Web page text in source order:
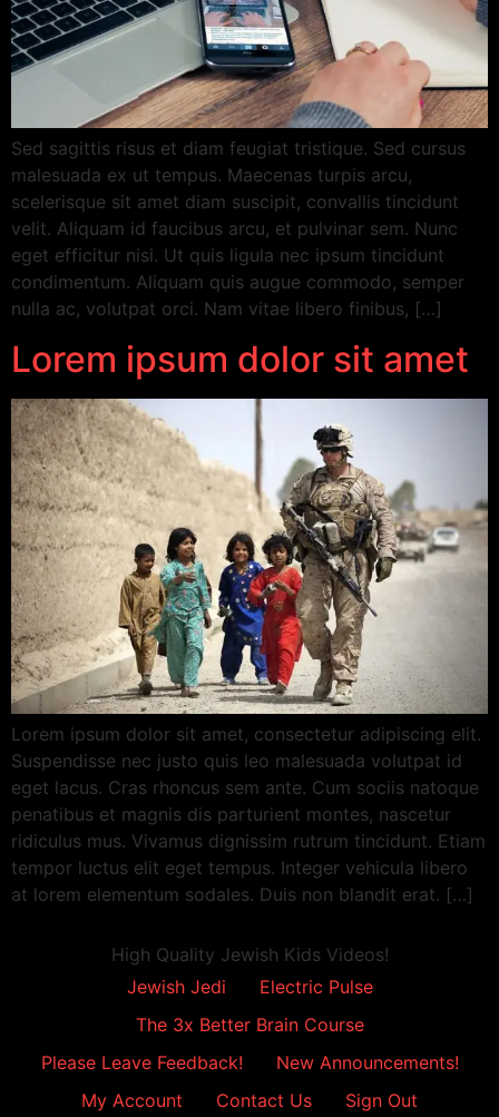
Sed sagittis risus et diam feugiat tristique. Sed cursus
malesuada ex ut tempus. Maecenas turpis arcu,
scelerisque sit amet diam suscipit, convallis tincidunt
velit. Aliquam id faucibus arcu, et pulvinar sem. Nunc
eget efficitur nisi. Ut quis ligula nec ipsum tincidunt
condimentum. Aliquam quis augue commodo, semper
nulla ac, volutpat orci. Nam vitae libero finibus, […]
Lorem ipsum dolor sit amet
Lorem ipsum dolor sit amet, consectetur adipiscing elit.
Suspendisse nec justo quis leo malesuada volutpat id
eget lacus. Cras rhoncus sem ante. Cum sociis natoque
penatibus et magnis dis parturient montes, nascetur
ridiculus mus. Vivamus dignissim rutrum tincidunt. Etiam
tempor luctus elit eget tempus. Integer vehicula libero
at lorem elementum sodales. Duis non blandit erat. […]
High Quality Jewish Kids Videos!
Jewish Jedi
Electric Pulse
The 3x Better Brain Course
Please Leave Feedback!
New Announcements!
My Account
Contact Us Sign Out